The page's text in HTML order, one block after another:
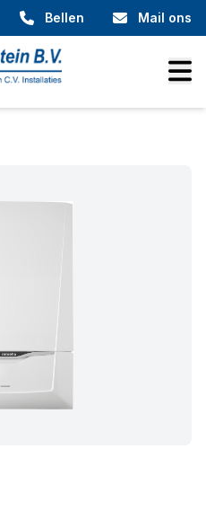
Bellen Mail ons